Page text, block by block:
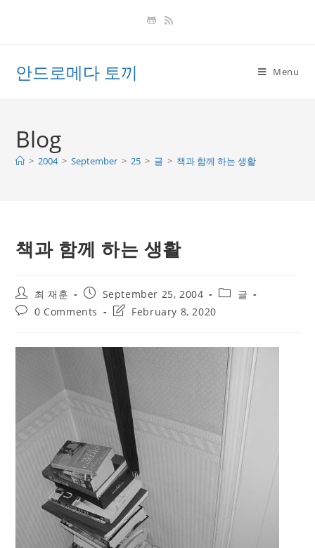
안드로메다 토끼 Menu
Blog
> 2004 > September > 25 > 글 > 책과 함께 하는 생활
책과 함께 하는 생활
Post
author:
최 재훈
Post
published:
September 25, 2004
Post글
Post0 Comments
PostFebruary 8, 2020